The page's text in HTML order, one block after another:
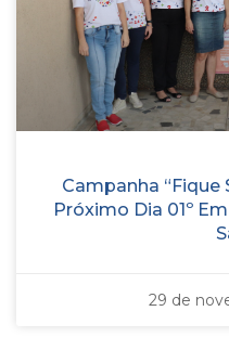
Campanha “Fique
Próximo Dia 01º
29 de